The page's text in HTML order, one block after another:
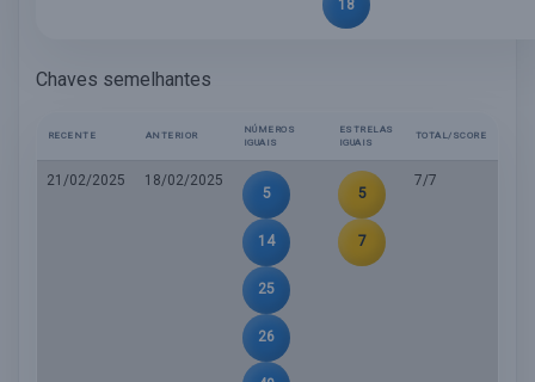
18
Chaves semelhantes
RECENTE ANTERIOR
NÚMEROS
IGUAIS
ESTRELAS
IGUAIS
TOTAL/SCORE
21/02/2025
18/02/2025
5
14
25
26
5
7
7/7